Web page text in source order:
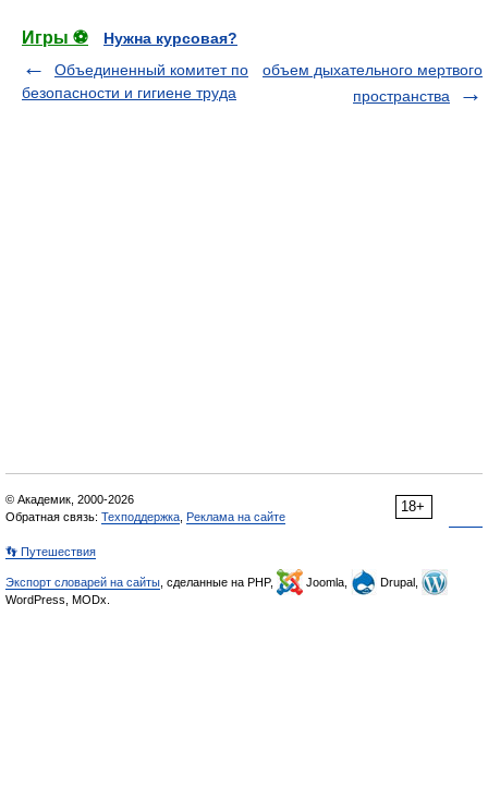
Игры ⚽
Нужна курсовая?
Объединенный комитет по
безопасности и гигиене труда
объем дыхательного мертвого
пространства
18+
© Академик, 2000-2026
Обратная связь: Техподдержка Реклама на сайте
👣 Путешествия
Экспорт словарей на сайты , сделанные на PHP, Joomla,
Drupal,
WordPress, MODx.